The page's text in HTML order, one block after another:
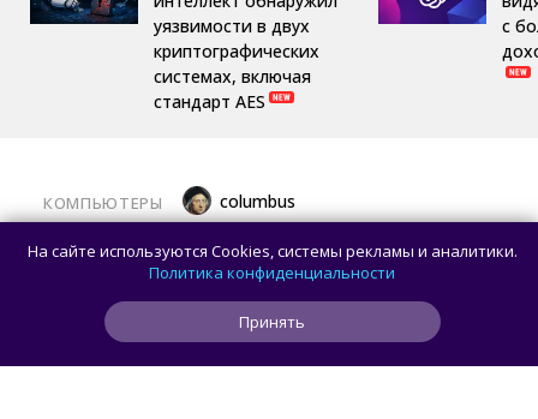
уязвимости в двух
криптографических
системах, включая
стандарт AES
с
КОМПЬЮТЕРЫ columbus
Какой ПК собрать в августе 2026 года:
лучшие игровые сборки от 59 100 рублей
На сайте используются Cookies, системы рекламы и аналитики.
Политика конфиденциальности
Принять